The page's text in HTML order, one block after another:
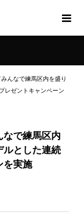
んなで練馬区内を盛り
レゼントキャンペーン
なで練馬区内
ルとした連続
を実施